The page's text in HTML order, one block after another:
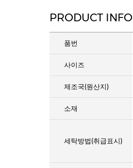
PRODUCT INFO
품번
사이즈
제조국(원산지)
소재
세탁방법(취급표시)